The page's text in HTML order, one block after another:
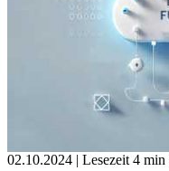
02.10.2024 | Lesezeit 4 min